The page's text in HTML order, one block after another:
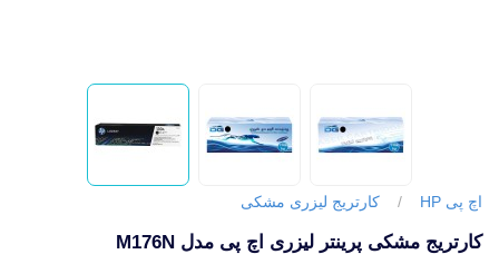
اچ پی HP / کارتریج لیزری مشکی
کارتریج مشکی پرینتر لیزری اچ پی مدل M176N